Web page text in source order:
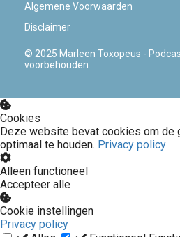
Algemene Voorwaarden
Disclaimer
© 2025 Marleen Toxopeus -
voorbehouden.
Cookies
Deze website bevat cookies om de
optimaal te houden. Privacy policy
Alleen functioneel
Accepteer alle
Cookie instellingen
Privacy policy